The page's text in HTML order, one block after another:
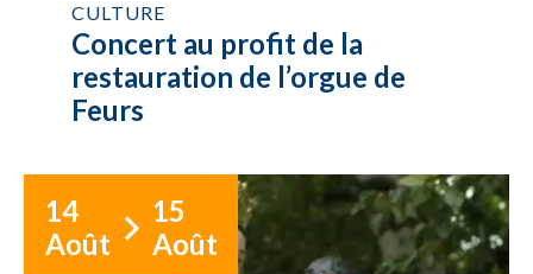
CULTURE
Concert au profit de la
restauration de l’orgue de
Feurs
14
Août
15
Août